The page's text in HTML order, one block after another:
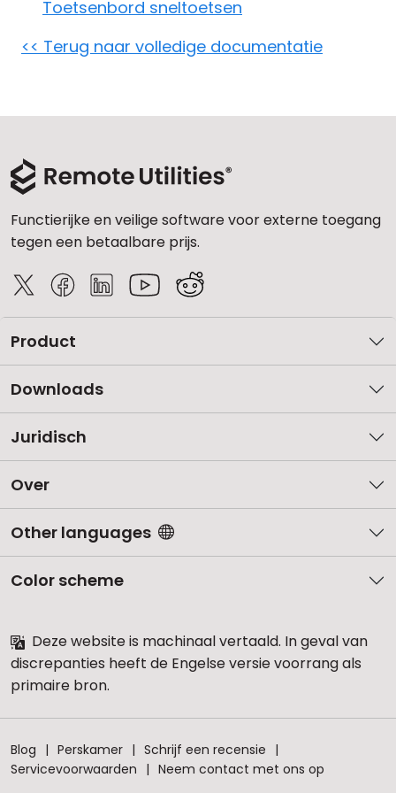
Toetsenbord sneltoetsen
<< Terug naar volledige documentatie
Functierijke en veilige software voor externe toegang
tegen een betaalbare prijs.
Product
Downloads
Juridisch
Over
Other languages
Color scheme
Deze website is machinaal vertaald. In geval van
discrepanties heeft de Engelse versie voorrang als
primaire bron.
Blog Perskamer
Schrijf een recensie
Servicevoorwaarden
Neem contact met ons op